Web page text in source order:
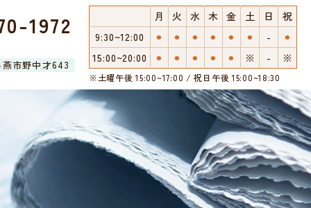
1972
市野中才643
月 火 水 木 金 土 日
祝
9:30~12:00
⚫︎ ⚫︎ ⚫︎ ⚫︎ ⚫︎ ⚫︎ -
⚫︎
15:00~20:00
⚫︎ ⚫︎ ⚫︎ ⚫︎ ⚫︎ ※ - ※
※土曜午後 15:00~17:00 / 祝日午後 15:00~18:30